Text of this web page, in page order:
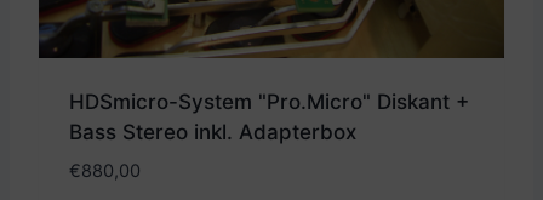
HDSmicro-System "Pro.Micro" Diskant +
Bass Stereo inkl. Adapterbox
€880,00